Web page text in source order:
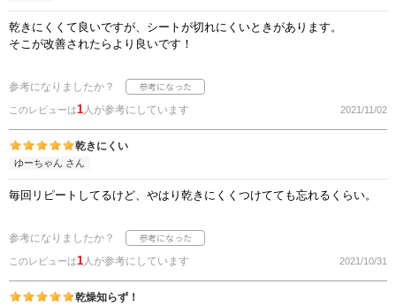
乾きにくくて良いですが、シートが切れにくいときがあります。
そこが改善されたらより良いです！
参考になりましたか？
このレビューは1人が参考にしています 2021/11/02
乾きにくい
ゆーちゃん さん
毎回リピートしてるけど、やはり乾きにくくつけてても忘れるくらい。
参考になりましたか？
このレビューは1人が参考にしています 2021/10/31
乾燥知らず！